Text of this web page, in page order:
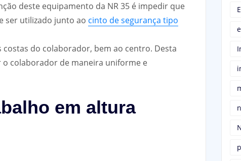
deste equipamento da NR 35 é impedir que
ser utilizado junto ao cinto de segurança tipo
do colaborador, bem ao centro. Desta
colaborador de maneira uniforme e
em altura